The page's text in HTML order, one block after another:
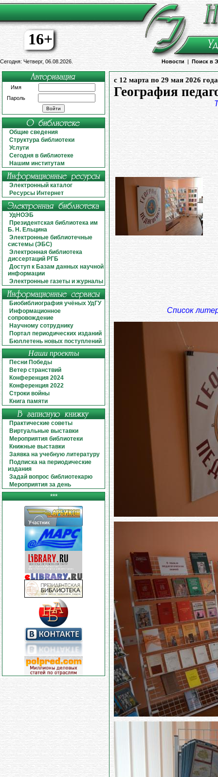
16+
Сегодня: Четверг, 06.08.2026. Новости | Поиск в
Имя
Пароль
Общие сведения
Структура библиотеки
Услуги
Сегодня в библиотеке
Нашим институтам
Электронный каталог
Ресурсы Интернет
УдНОЭБ
Президентская библиотека им
Б. Н. Ельцина
Электронные библиотечные
системы (ЭБС)
Электронная библиотека
диссертаций РГБ
Доступ к Базам данных научной
информации
Электронные газеты и журналы
Биобиблиография учёных УдГУ
Информационное
сопровождение
Научному сотруднику
Портал периодических изданий
Бюллетень новых поступлений
Наши проекты
Песни Победы
Ветер странствий
Конференция 2024
Конференция 2022
Строки войны
Книга памяти
Практические советы
Виртуальные выставки
Мероприятия библиотеки
Книжные выставки
Заявка на учебную литературу
Подписка на периодические
издания
Задай вопрос библиотекарю
Мероприятия за день
***
с 12 марта по 29 мая 2026 года
География
Список